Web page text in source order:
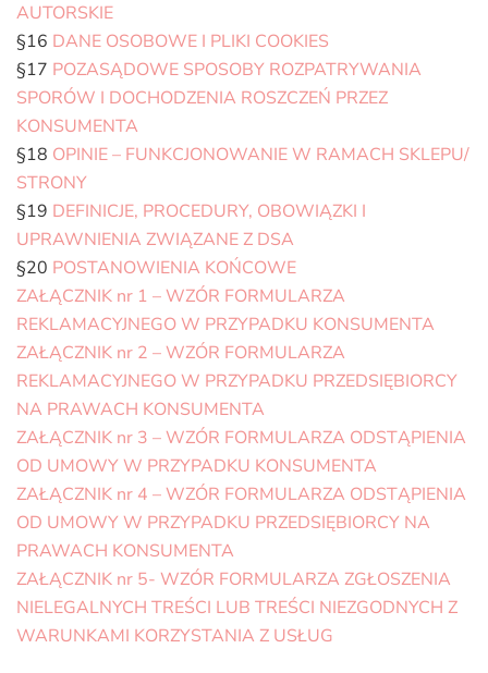
AUTORSKIE
§16 DANE OSOBOWE I PLIKI COOKIES
§17 POZASĄDOWE SPOSOBY ROZPATRYWANIA
SPORÓW I DOCHODZENIA ROSZCZEŃ PRZEZ
KONSUMENTA
§18 OPINIE – FUNKCJONOWANIE W RAMACH SKLEPU/
STRONY
§19 DEFINICJE, PROCEDURY, OBOWIĄZKI I
UPRAWNIENIA ZWIĄZANE Z DSA
§20 POSTANOWIENIA KOŃCOWE
ZAŁĄCZNIK nr 1 – WZÓR FORMULARZA
REKLAMACYJNEGO W PRZYPADKU KONSUMENTA
ZAŁĄCZNIK nr 2 – WZÓR FORMULARZA
REKLAMACYJNEGO W PRZYPADKU PRZEDSIĘBIORCY
NA PRAWACH KONSUMENTA
ZAŁĄCZNIK nr 3 – WZÓR FORMULARZA ODSTĄPIENIA
OD UMOWY W PRZYPADKU KONSUMENTA
ZAŁĄCZNIK nr 4 – WZÓR FORMULARZA ODSTĄPIENIA
OD UMOWY W PRZYPADKU PRZEDSIĘBIORCY NA
PRAWACH KONSUMENTA
ZAŁĄCZNIK nr 5- WZÓR FORMULARZA ZGŁOSZENIA
NIELEGALNYCH TREŚCI LUB TREŚCI NIEZGODNYCH Z
WARUNKAMI KORZYSTANIA Z USŁUG